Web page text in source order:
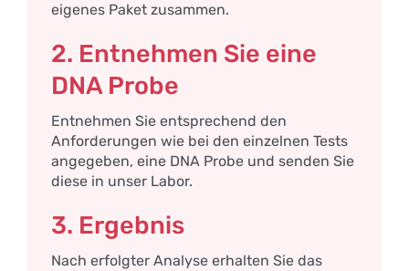
eigenes Paket zusammen.
2. Entnehmen Sie eine
DNA Probe
Entnehmen Sie entsprechend den
Anforderungen wie bei den einzelnen Tests
angegeben, eine DNA Probe und senden Sie
diese in unser Labor.
3. Ergebnis
Nach erfolgter Analyse erhalten Sie das